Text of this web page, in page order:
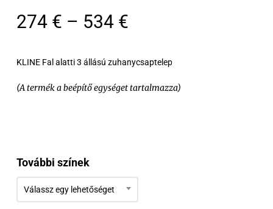
274 € – 534 €Ártartomány:
-
KLINE Fal alatti 3 állású zuhanycsaptelep
(A termék a beépítő egységet tartalmazza)
További színek
Válassz egy lehetőséget